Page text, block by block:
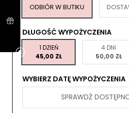
ODBIÓR W BUTIKU
DŁUGOŚĆ WYPOŻYCZENIA
1 DZIEŃ
45,00 ZŁ
4 DNI
50,00 ZŁ
WYBIERZ DATĘ WYPOŻYCZENIA
SPRAWDŹ